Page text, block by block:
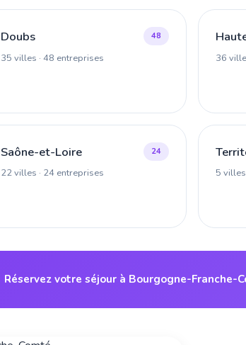
Doubs
35 villes · 48 entreprises
48
36
Saône-et-Loire
22 villes · 24 entreprises
24
5
Réservez votre séjour à Bourgogne-Franche-